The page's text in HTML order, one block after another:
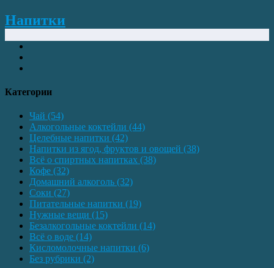
Напитки
Категории
Чай (54)
Алкогольные коктейли (44)
Целебные напитки (42)
Напитки из ягод, фруктов и овощей (38)
Всё о спиртных напитках (38)
Кофе (32)
Домашний алкоголь (32)
Соки (27)
Питательные напитки (19)
Нужные вещи (15)
Безалкогольные коктейли (14)
Всё о воде (14)
Кисломолочные напитки (6)
Без рубрики (2)